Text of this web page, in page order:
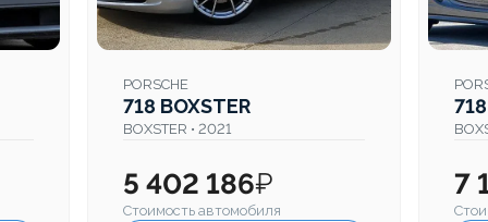
PORSCHE
718 BOXSTER
BOXSTER • 2021
5 402 186₽
Стоимость автомобиля
7